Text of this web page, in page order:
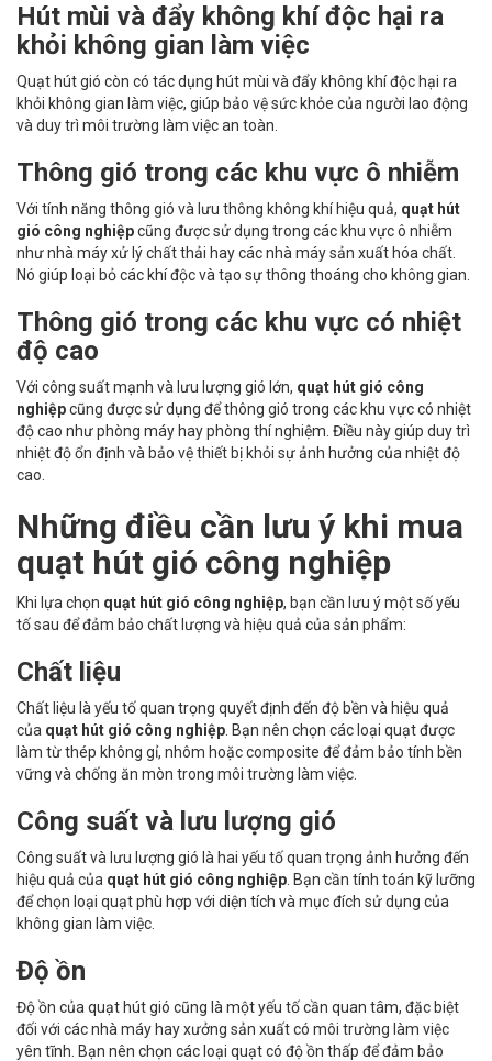
Hút mùi và đẩy không khí độc hại ra
khỏi không gian làm việc
Quạt hút gió còn có tác dụng hút mùi và đẩy không khí độc hại ra
khỏi không gian làm việc, giúp bảo vệ sức khỏe của người lao động
và duy trì môi trường làm việc an toàn.
Thông gió trong các khu vực ô nhiễm
Với tính năng thông gió và lưu thông không khí hiệu quả, quạt hút
gió công nghiệpcũng được sử dụng trong các khu vực ô nhiễm
như nhà máy xử lý chất thải hay các nhà máy sản xuất hóa chất.
Nó giúp loại bỏ các khí độc và tạo sự thông thoáng cho không gian.
Thông gió trong các khu vực có nhiệt
độ cao
Với công suất mạnh và lưu lượng gió lớn, quạt hút gió công
nghiệpcũng được sử dụng để thông gió trong các khu vực có nhiệt
độ cao như phòng máy hay phòng thí nghiệm. Điều này giúp duy trì
nhiệt độ ổn định và bảo vệ thiết bị khỏi sự ảnh hưởng của nhiệt độ
cao.
Những điều cần lưu ý khi mua
quạt hút gió công nghiệp
Khi lựa chọn quạt hút gió công nghiệp, bạn cần lưu ý một số yếu
tố sau để đảm bảo chất lượng và hiệu quả của sản phẩm:
Chất liệu
Chất liệu là yếu tố quan trọng quyết định đến độ bền và hiệu quả
của quạt hút gió công nghiệp. Bạn nên chọn các loại quạt được
làm từ thép không gỉ, nhôm hoặc composite để đảm bảo tính bền
vững và chống ăn mòn trong môi trường làm việc.
Công suất và lưu lượng gió
Công suất và lưu lượng gió là hai yếu tố quan trọng ảnh hưởng đến
hiệu quả của quạt hút gió công nghiệp. Bạn cần tính toán kỹ lưỡng
để chọn loại quạt phù hợp với diện tích và mục đích sử dụng của
không gian làm việc.
Độ ồn
Độ ồn của quạt hút gió cũng là một yếu tố cần quan tâm, đặc biệt
đối với các nhà máy hay xưởng sản xuất có môi trường làm việc
yên tĩnh. Bạn nên chọn các loại quạt có độ ồn thấp để đảm bảo